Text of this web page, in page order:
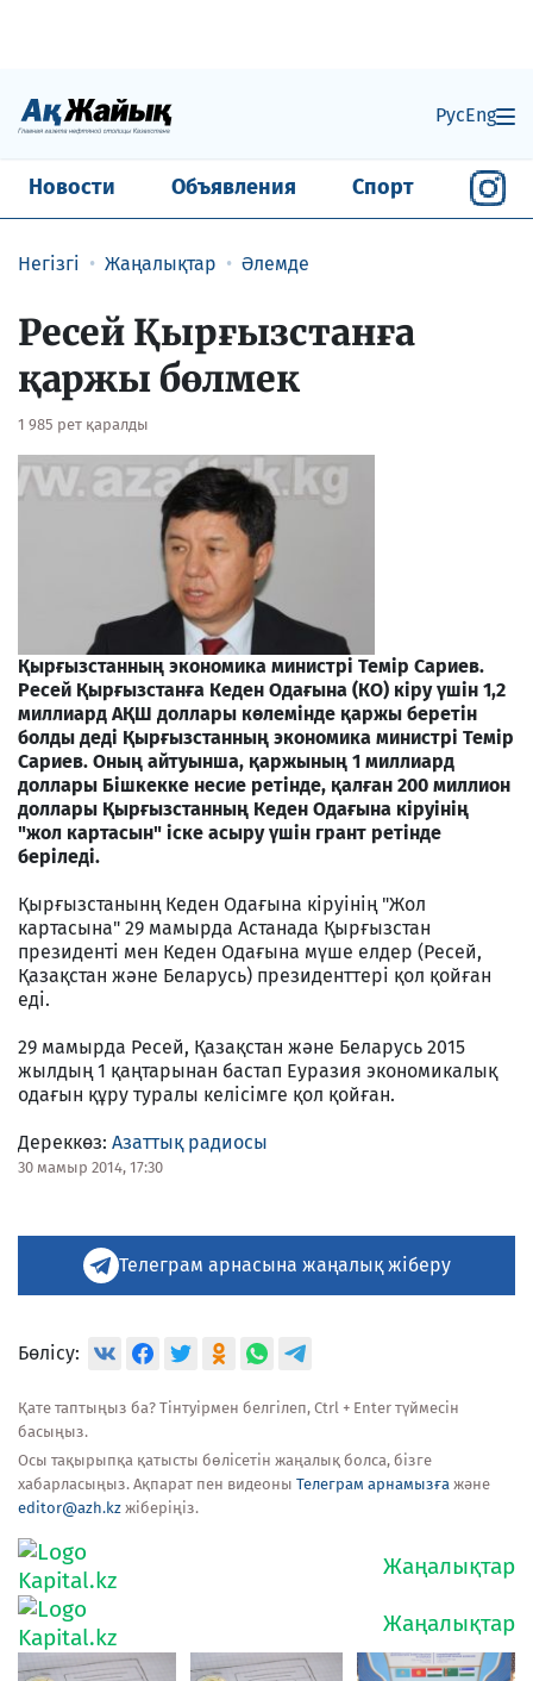
РусEng
Новости Объявления Спорт
Негізгі Жаңалықтар Әлемде
Ресей Қырғызстанға
қаржы бөлмек
1 985 рет қаралды
Қырғызстанның экономика министрі Темір Сариев.
Ресей Қырғызстанға Кеден Одағына (КО) кіру үшін 1,2
миллиард АҚШ доллары көлемінде қаржы беретін
болды деді Қырғызстанның экономика министрі Темір
Сариев. Оның айтуынша, қаржының 1 миллиард
доллары Бішкекке несие ретінде, қалған 200 миллион
доллары Қырғызстанның Кеден Одағына кіруінің
"жол картасын" іске асыру үшін грант ретінде
беріледі.
Қырғызстанынң Кеден Одағына кіруінің "Жол
картасына" 29 мамырда Астанада Қырғызстан
президенті мен Кеден Одағына мүше елдер (Ресей,
Қазақстан және Беларусь) президенттері қол қойған
еді.
29 мамырда Ресей, Қазақстан және Беларусь 2015
жылдың 1 қаңтарынан бастап Еуразия экономикалық
одағын құру туралы келісімге қол қойған.
Дереккөз: Азаттық радиосы
30 мамыр 2014, 17:30
Телеграм арнасына жаңалық жіберу
Бөлісу:
Қате таптыңыз ба? Тінтуірмен белгілеп, Ctrl + Enter түймесін
басыңыз.
Осы тақырыпқа қатысты бөлісетін жаңалық болса, бізге
хабарласыңыз. Ақпарат пен видеоны Телеграм арнамызға және
editor@azh.kz жіберіңіз.